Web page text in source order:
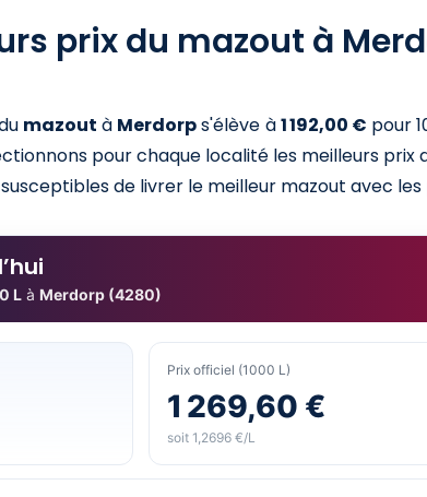
prix du mazout à
mazout à Merdorps'élève à1 192,00 € pour
pour chaque localité les meilleurs
de livrer le meilleur mazout avec
L à Merdorp (4280)
Prix officiel (1000 L)
1 269,60 €
soit 1,2696 €/L